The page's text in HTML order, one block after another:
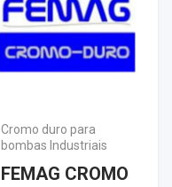
Cromo duro para
bombas Industriais
FEMAG CROMO